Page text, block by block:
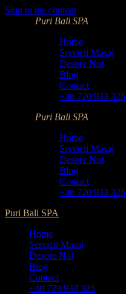
Skip to the content
Puri Bali SPA
Home
Servicii Masaj
Despre Noi
Blog
Contact
+40 720 933 325
Puri Bali SPA
Home
Servicii Masaj
Despre Noi
Blog
Contact
+40 720 933 325
Puri Bali SPA
Home
Servicii Masaj
Despre Noi
Blog
Contact
+40 720 933 325